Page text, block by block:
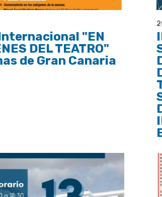
"EN
DEL TEATRO"
de Gran Canaria